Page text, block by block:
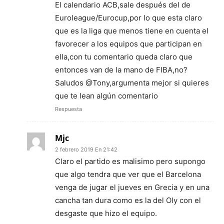
El calendario ACB,sale después del de
Euroleague/Eurocup,por lo que esta claro
que es la liga que menos tiene en cuenta el
favorecer a los equipos que participan en
ella,con tu comentario queda claro que
entonces van de la mano de FIBA,no?
Saludos @Tony,argumenta mejor si quieres
que te lean algún comentario
Respuesta
Mjc
2 febrero 2019 En 21:42
Claro el partido es malisimo pero supongo
que algo tendra que ver que el Barcelona
venga de jugar el jueves en Grecia y en una
cancha tan dura como es la del Oly con el
desgaste que hizo el equipo.